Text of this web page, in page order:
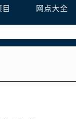
网点大全
提前预约）